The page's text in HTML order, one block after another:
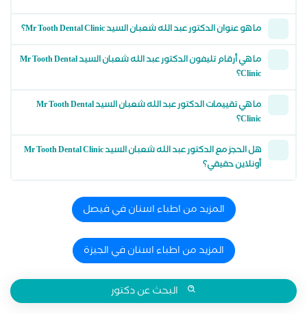
ما هو عنوان الدكتور عبد الله شعبان السيد Mr Tooth Dental Clinic؟
ما هي أرقام تليفون الدكتور عبد الله شعبان السيد Mr Tooth Dental
Clinic؟
ما هي تقييمات الدكتور عبد الله شعبان السيد Mr Tooth Dental
Clinic؟
هل الحجز مع الدكتور عبد الله شعبان السيد Mr Tooth Dental Clinic
أونلاين حقيقي؟
المزيد من اطباء اسنان في فيصل
المزيد من اطباء اسنان في الجيزة
البحث عن دكتور